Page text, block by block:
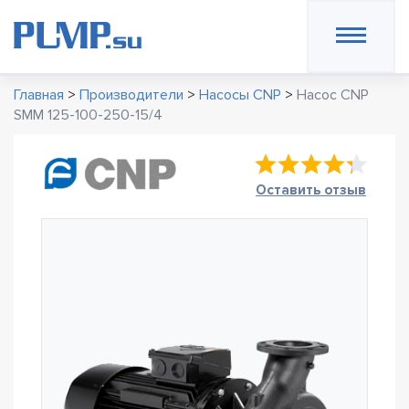
Главная > Производители > Насосы CNP > Насос CNP
SMM 125-100-250-15/4
Оставить отзыв